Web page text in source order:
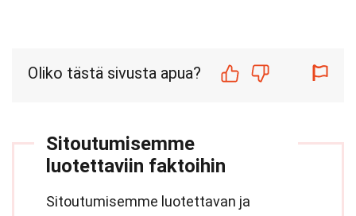
Oliko tästä sivusta apua?
Sitoutumisemme
luotettaviin faktoihin
Sitoutumisemme luotettavan ja